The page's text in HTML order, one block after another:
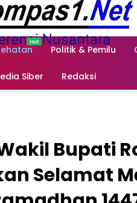
Politik & Pemilu
Siber Redaksi
Bupati
Selamat